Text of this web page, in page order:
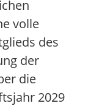
volle
des
der
die
2029